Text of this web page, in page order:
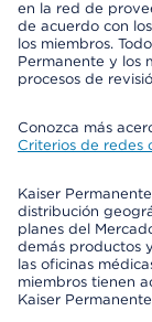
en la red de
de acuerdo con
los miembros.
Permanente y los
procesos de
Conozca más
Criterios de redes
Kaiser
distribución
planes del
demás productos
las oficinas
miembros tienen
Kaiser